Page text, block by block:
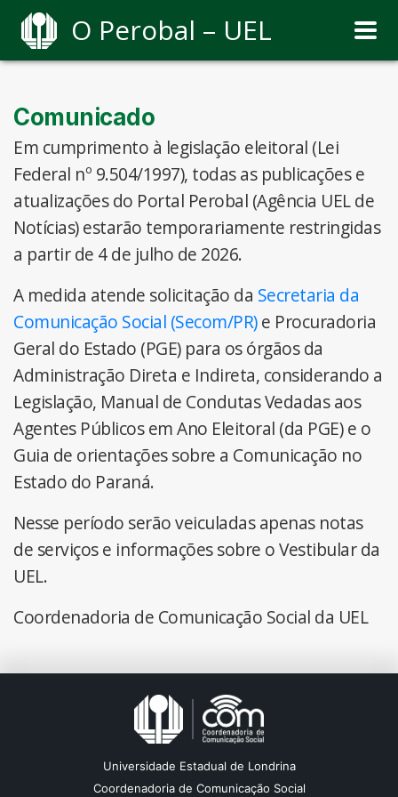
O Perobal – UEL
Comunicado
Em cumprimento à legislação eleitoral (Lei
Federal nº 9.504/1997), todas as publicações e
atualizações do Portal Perobal (Agência UEL de
Notícias) estarão temporariamente restringidas
a partir de 4 de julho de 2026.
A medida atende solicitação da Secretaria da
Comunicação Social (Secom/PR)e Procuradoria
Geral do Estado (PGE) para os órgãos da
Administração Direta e Indireta, considerando a
Legislação, Manual de Condutas Vedadas aos
Agentes Públicos em Ano Eleitoral (da PGE) e o
Guia de orientações sobre a Comunicação no
Estado do Paraná.
Nesse período serão veiculadas apenas notas
de serviços e informações sobre o Vestibular da
UEL.
Coordenadoria de Comunicação Social da UEL
Universidade Estadual de Londrina
Coordenadoria de Comunicação Social